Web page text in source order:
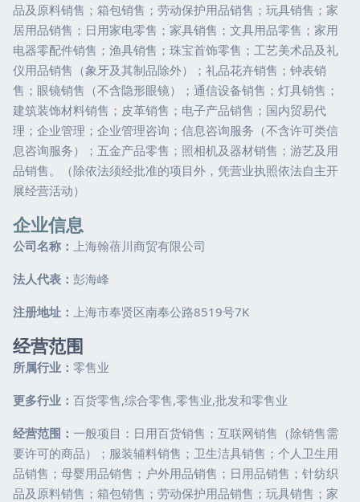
品及原料销售；箱包销售；劳动保护用品销售；玩具销售；家
居用品销售；日用家电零售；家具销售；文具用品零售；家用
电器零配件销售；渔具销售；珠宝首饰零售；工艺美术品及礼
仪用品销售（象牙及其制品除外）；礼品花卉销售；钟表销
售；眼镜销售（不含隐形眼镜）；通信设备销售；灯具销售；
建筑装饰材料销售；皮革销售；电子产品销售；国内贸易代
理；企业管理；企业管理咨询；信息咨询服务（不含许可类信
息咨询服务）；五金产品零售；照相机及器材销售；游艺及用
品销售。（除依法须经批准的项目外，凭营业执照依法自主开
展经营活动）
企业信息
公司名称： 上海翰蓓川商贸有限公司
法人代表： 彭海峰
注册地址： 上海市奉贤区南奉公路8519号7K
经营范围
所属行业： 零售业
更多行业： 百货零售,综合零售,零售业,批发和零售业
经营范围： 一般项目：日用百货销售；互联网销售（除销售需
要许可的商品）；服装辅料销售；卫生洁具销售；个人卫生用
品销售；母婴用品销售；户外用品销售；日用品销售；针纺织
品及原料销售；箱包销售；劳动保护用品销售；玩具销售；家